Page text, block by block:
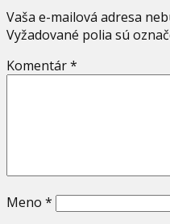
Vaša e-mailová adresa
Vyžadované polia sú
Komentár*
Meno *